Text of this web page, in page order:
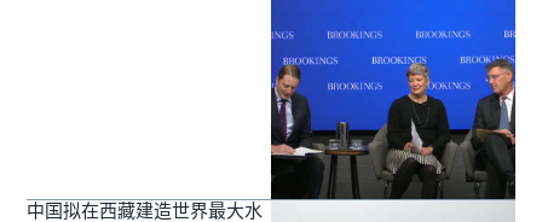
中国拟在西藏建造世界最大水